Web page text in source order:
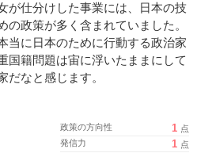
が仕分けした事業には、日本の技
政策が多く含まれていました。
当に日本のために行動する政治家
国籍問題は宙に浮いたままにして
だなと感じます。
政策の方向性 1 点
発信力
1 点